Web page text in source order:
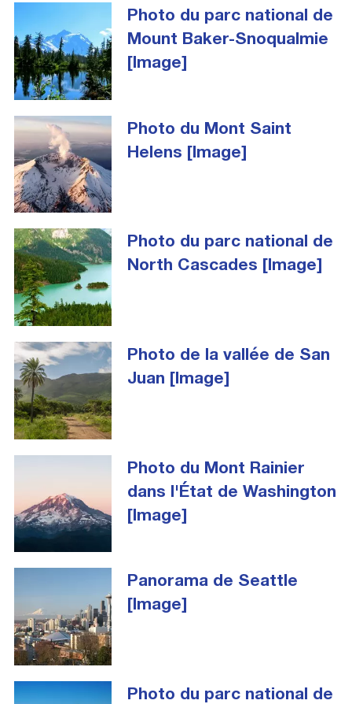
Photo du parc national de
Mount Baker-Snoqualmie
[Image]
Photo du Mont Saint
Helens [Image]
Photo du parc national de
North Cascades [Image]
Photo de la vallée de San
Juan [Image]
Photo du Mont Rainier
dans l'État de Washington
[Image]
Panorama de Seattle
[Image]
Photo du parc national de